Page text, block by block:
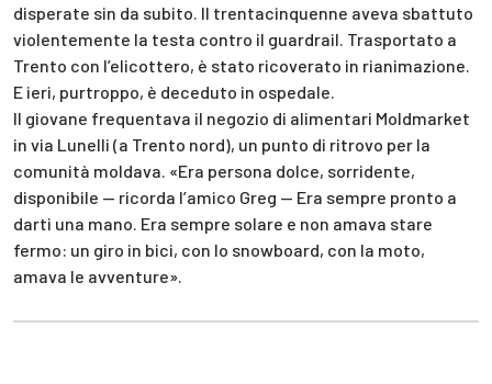
disperate sin da subito. Il trentacinquenne aveva sbattuto
violentemente la testa contro il guardrail. Trasportato a
Trento con l’elicottero, è stato ricoverato in rianimazione.
E ieri, purtroppo, è deceduto in ospedale.
Il giovane frequentava il negozio di alimentari Moldmarket
in via Lunelli (a Trento nord), un punto di ritrovo per la
comunità moldava. «Era persona dolce, sorridente,
disponibile — ricorda l’amico Greg — Era sempre pronto a
darti una mano. Era sempre solare e non amava stare
fermo: un giro in bici, con lo snowboard, con la moto,
amava le avventure».